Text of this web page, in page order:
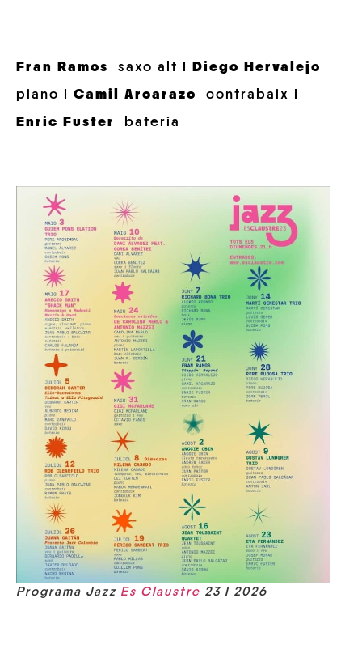
Fran Ramos saxo alt I
Diego Hervalejo
piano I Camil Arcarazo
contrabaix I
Enric Fuster
bateria
Programa Jazz Es Claustre 23 I 2026